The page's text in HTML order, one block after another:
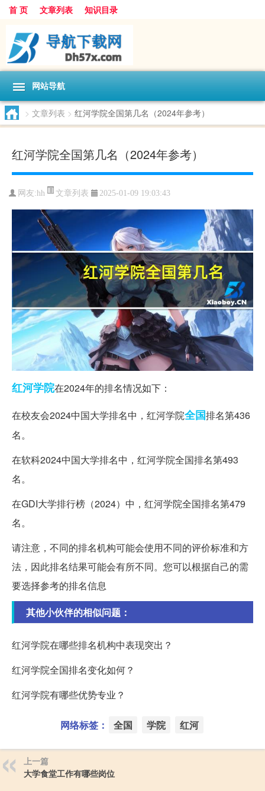
首 页 文章列表 知识目录
网站导航
> 文章列表 > 红河学院全国第几名（2024年参考）
红河学院全国第几名（2024年参考）
网友:hh 文章列表 2025-01-09 19:03:43
红河学院在2024年的排名情况如下：
在校友会2024中国大学排名中，红河学院全国排名第436
名。
在软科2024中国大学排名中，红河学院全国排名第493
名。
在GDI大学排行榜（2024）中，红河学院全国排名第479
名。
请注意，不同的排名机构可能会使用不同的评价标准和方
法，因此排名结果可能会有所不同。您可以根据自己的需
要选择参考的排名信息
其他小伙伴的相似问题：
红河学院在哪些排名机构中表现突出？
红河学院全国排名变化如何？
红河学院有哪些优势专业？
网络标签： 全国 学院 红河
上一篇
大学食堂工作有哪些岗位